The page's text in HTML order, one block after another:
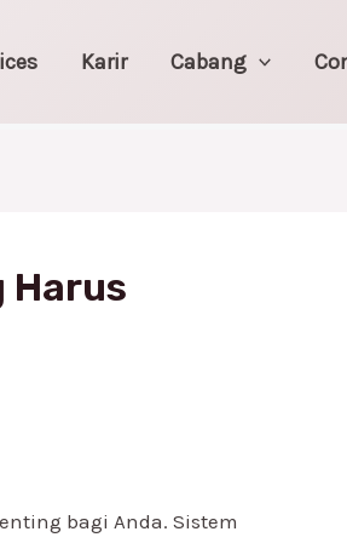
Karir Cabang
Harus
bagi Anda. Sistem